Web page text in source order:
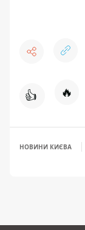
👍 🔥
НОВИНИ КИЄВА